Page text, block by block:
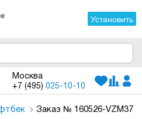
Москва
+7 (495) 025-10-10
Заказ № 160526-VZM37
Установить